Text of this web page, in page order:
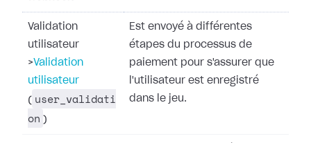
Validation
utilisateur
>Validation
utilisateur
( user_validati
on )
Est envoyé à différentes
étapes du processus de
paiement pour s'assurer que
l'utilisateur est enregistré
dans le jeu.